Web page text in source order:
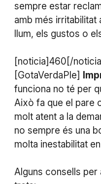
sempre estar
amb més irritabilitat
llum, els gustos o
[noticia]460[/
[GotaVerdaPle]
funciona no té per
Això fa que el pare
molt atent a la
no sempre és una
molta inestabilitat
Alguns consells per